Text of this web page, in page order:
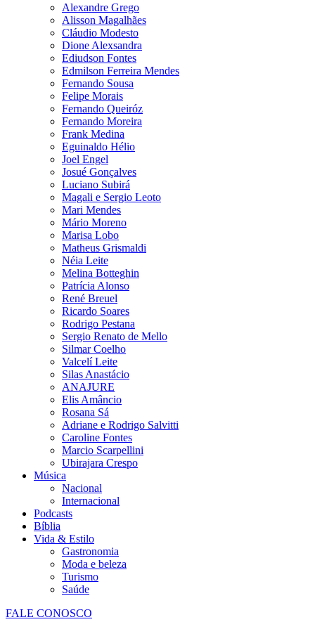
Alexandre Grego
Alisson Magalhães
Cláudio Modesto
Dione Alexsandra
Ediudson Fontes
Edmilson Ferreira Mendes
Fernando Sousa
Felipe Morais
Fernando Queiróz
Fernando Moreira
Frank Medina
Eguinaldo Hélio
Joel Engel
Josué Gonçalves
Luciano Subirá
Magali e Sergio Leoto
Mari Mendes
Mário Moreno
Marisa Lobo
Matheus Grismaldi
Néia Leite
Melina Botteghin
Patrícia Alonso
René Breuel
Ricardo Soares
Rodrigo Pestana
Sergio Renato de Mello
Silmar Coelho
Valcelí Leite
Silas Anastácio
ANAJURE
Elis Amâncio
Rosana Sá
Adriane e Rodrigo Salvitti
Caroline Fontes
Marcio Scarpellini
Ubirajara Crespo
Música
Nacional
Internacional
Podcasts
Bíblia
Vida & Estilo
Gastronomia
Moda e beleza
Turismo
Saúde
FALE CONOSCO